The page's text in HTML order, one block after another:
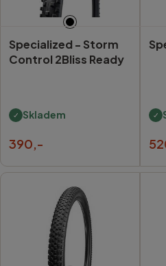
Specialized - Storm
Control 2Bliss Ready
Skladem
390,-